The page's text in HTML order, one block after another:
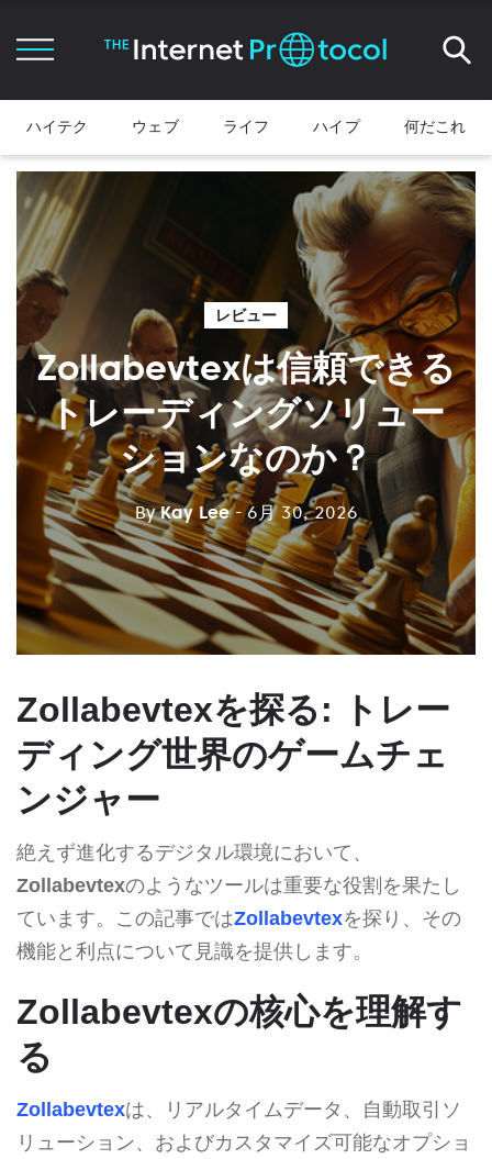
ハイテク ウェブ ライフ ハイプ 何だこれ
レビュー
Zollabevtexは信頼できる
トレーディングソリュー
ションなのか？
ByKay Lee - 6月 30, 2026
Zollabevtexを探る: トレー
ディング世界のゲームチェ
ンジャー
絶えず進化するデジタル環境において、
Zollabevtexのようなツールは重要な役割を果たし
ています。この記事ではZollabevtexを探り、その
機能と利点について見識を提供します。
Zollabevtexの核心を理解す
る
Zollabevtexは、リアルタイムデータ、自動取引ソ
リューション、およびカスタマイズ可能なオプショ